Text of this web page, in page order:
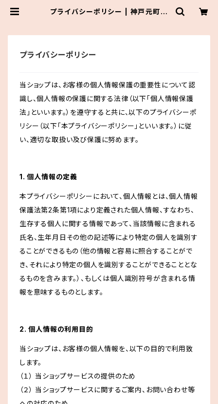
プライバシーポリシー | 神戸元町
プライバシーポリシー
当ショップは、お客様の個人情報保護の重要性について認
識し、個人情報の保護に関する法律（以下「個人情報保護
法」といいます。）を遵守すると共に、以下のプライバシーポ
リシー（以下「本プライバシーポリシー」といいます。）に従
い、適切な取扱い及び保護に努めます。
1. 個人情報の定義
本プライバシーポリシーにおいて、個人情報とは、個人情報
保護法第2条第1項により定義された個人情報、すなわち、
生存する個人に関する情報であって、当該情報に含まれる
氏名、生年月日その他の記述等により特定の個人を識別す
ることができるもの（他の情報と容易に照合することがで
き、それにより特定の個人を識別することができることとな
るものを含みます。）、もしくは個人識別符号が含まれる情
報を意味するものとします。
2. 個人情報の利用目的
当ショップは、お客様の個人情報を、以下の目的で利用致
します。
（１） 当ショップサービスの提供のため
（２） 当ショップサービスに関するご案内、お問い合わせ等